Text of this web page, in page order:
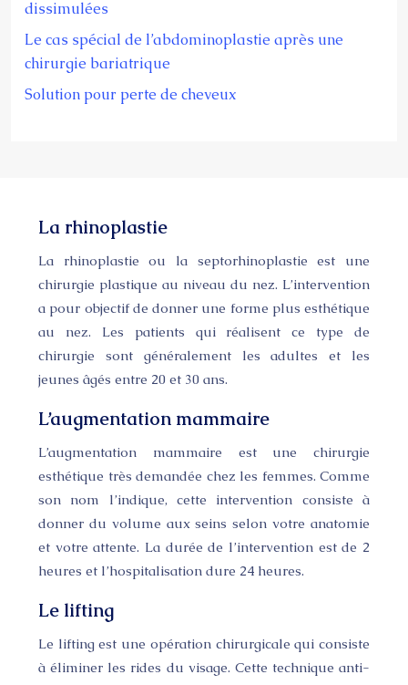
dissimulées
Le cas spécial de l’abdominoplastie après une
chirurgie bariatrique
Solution pour perte de cheveux
La rhinoplastie
La rhinoplastie ou la septorhinoplastie est une
chirurgie plastique au niveau du nez. L’intervention
a pour objectif de donner une forme plus esthétique
au nez. Les patients qui réalisent ce type de
chirurgie sont généralement les adultes et les
jeunes âgés entre 20 et 30 ans.
L’augmentation mammaire
L’augmentation mammaire est une chirurgie
esthétique très demandée chez les femmes. Comme
son nom l’indique, cette intervention consiste à
donner du volume aux seins selon votre anatomie
et votre attente. La durée de l’intervention est de 2
heures et l’hospitalisation dure 24 heures.
Le lifting
Le lifting est une opération chirurgicale qui consiste
à éliminer les rides du visage. Cette technique anti-